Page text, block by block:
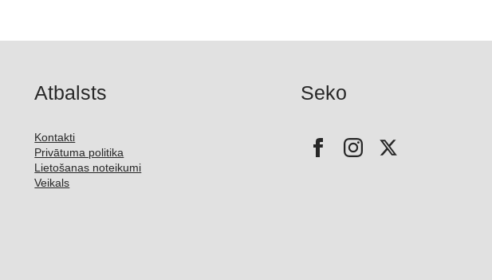
Atbalsts
Kontakti
Privātuma politika
Lietošanas noteikumi
Veikals
Seko